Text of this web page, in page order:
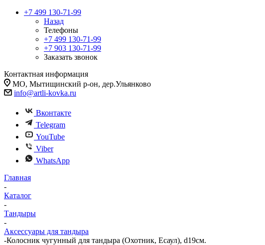
+7 499 130-71-99
Назад
Телефоны
+7 499 130-71-99
+7 903 130-71-99
Заказать звонок
Контактная информация
МО, Мытищинский р-он, дер.Ульянково
info@artli-kovka.ru
Вконтакте
Telegram
YouTube
Viber
WhatsApp
Главная
-
Каталог
-
Тандыры
-
Аксессуары для тандыра
-Колосник чугунный для тандыра (Охотник, Есаул), d19см.